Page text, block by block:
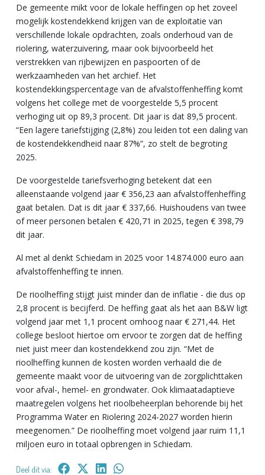
De gemeente mikt voor de lokale heffingen op het zoveel
mogelijk kostendekkend krijgen van de exploitatie van
verschillende lokale opdrachten, zoals onderhoud van de
riolering, waterzuivering, maar ook bijvoorbeeld het
verstrekken van rijbewijzen en paspoorten of de
werkzaamheden van het archief. Het
kostendekkingspercentage van de afvalstoffenheffing komt
volgens het college met de voorgestelde 5,5 procent
verhoging uit op 89,3 procent. Dit jaar is dat 89,5 procent.
“Een lagere tariefstijging (2,8%) zou leiden tot een daling van
de kostendekkendheid naar 87%”, zo stelt de begroting
2025.
De voorgestelde tariefsverhoging betekent dat een
alleenstaande volgend jaar € 356,23 aan afvalstoffenheffing
gaat betalen. Dat is dit jaar € 337,66. Huishoudens van twee
of meer personen betalen € 420,71 in 2025, tegen € 398,79
dit jaar.
Al met al denkt Schiedam in 2025 voor 14.874.000 euro aan
afvalstoffenheffing te innen.
De rioolheffing stijgt juist minder dan de inflatie - die dus op
2,8 procent is becijferd. De heffing gaat als het aan B&W ligt
volgend jaar met 1,1 procent omhoog naar € 271,44. Het
college besloot hiertoe om ervoor te zorgen dat de heffing
niet juist meer dan kostendekkend zou zijn. “Met de
rioolheffing kunnen de kosten worden verhaald die de
gemeente maakt voor de uitvoering van de zorgplichttaken
voor afval-, hemel- en grondwater. Ook klimaatadaptieve
maatregelen volgens het rioolbeheerplan behorende bij het
Programma Water en Riolering 2024-2027 worden hierin
meegenomen.” De rioolheffing moet volgend jaar ruim 11,1
miljoen euro in totaal opbrengen in Schiedam.
Deel dit via: